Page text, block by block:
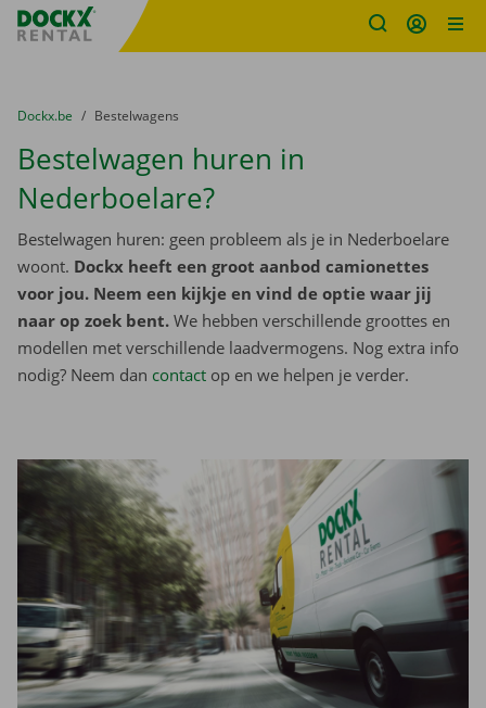
Fratello DEMO
U bevindt zich hier:
van
Dockx.be naar
Bestelwagens
Bestelwagen huren in
Nederboelare?
Bestelwagen huren: geen probleem als je in Nederboelare
woont. Dockx heeft een groot aanbod camionettes
voor jou. Neem een kijkje en vind de optie waar jij
naar op zoek bent. We hebben verschillende groottes en
modellen met verschillende laadvermogens. Nog extra info
nodig? Neem dan contact op en we helpen je verder.